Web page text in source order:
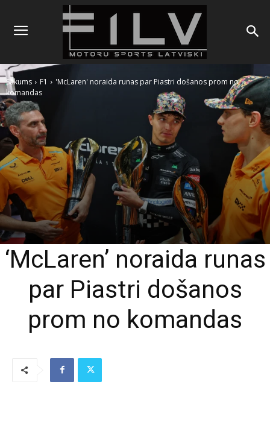
Sākums F1
'McLaren' noraida runas par Piastri došanos prom no
komandas
‘McLaren’ noraida runas
par Piastri došanos
prom no komandas